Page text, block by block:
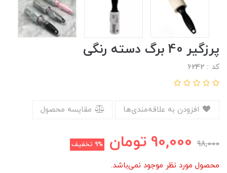
پرزگیر 40 برگ دسته رنگی
کد : 6242
مقایسه محصول
98,000
90,000 تومان 9% تخفیف
محصول مورد نظر موجود نمی‌باشد.